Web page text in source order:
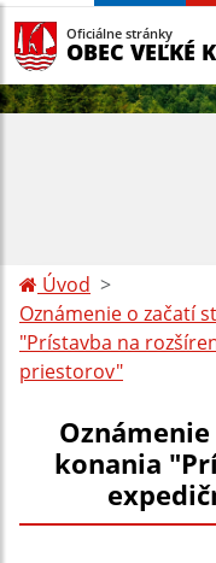
Oficiálne stránky
OBEC VEĽKÉ
Úvod
Oznámenie o začatí
"Prístavba na
priestorov"
konania